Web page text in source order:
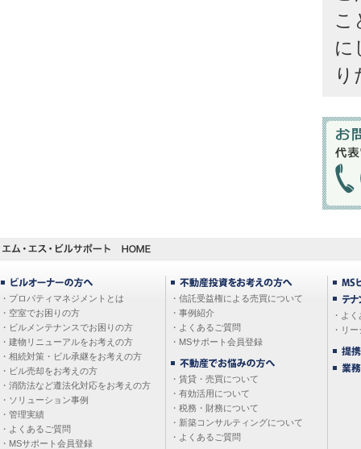
こ
に
・プロパティマネジメントとは
・空室でお困りの方
・ビルメンテナンスでお困りの方
・建物リニューアルをお考えの方
・相続対策・ビル承継をお考えの方
・ビル売却をお考えの方
・消防法など遵法化対応をお考えの方
・ソリューション事例
・管理実績
・よくあるご質問
・MSサポート会員登録
・信託受益権による売買について
・事例紹介
・よくあるご質問
・MSサポート会員登録
・賃貸・売買について
・有効活用について
・税務・財務について
・新築コンサルティングについて
・よくあるご質問
・よ
・リ